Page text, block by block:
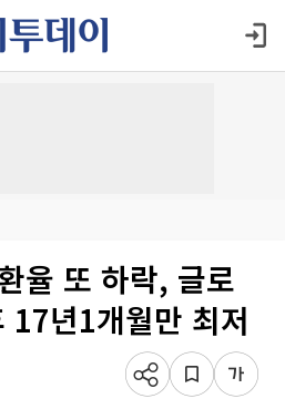
율 또 하락, 글로
17년1개월만 최저